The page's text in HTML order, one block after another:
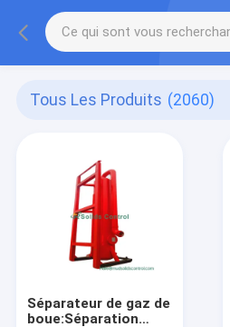
Tous Les Produits (2060)
Séparateur de gaz de
boue:Séparation